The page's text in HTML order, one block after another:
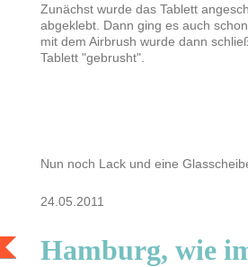
Zunächst wurde das Tablett
abgeklebt. Dann ging es auch
mit dem Airbrush wurde dann
Tablett "gebrusht".
Nun noch Lack und eine
24.05.2011
Hamburg, wie